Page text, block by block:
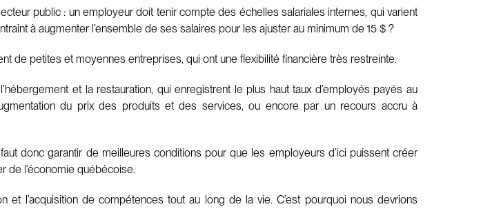
public : un employeur doit tenir compte des échelles salariales internes, qui varient
à augmenter l’ensemble de ses salaires pour les ajuster au minimum de 15 $ ?
de petites et moyennes entreprises, qui ont une flexibilité financière très restreinte.
et la restauration, qui enregistrent le plus haut taux d’employés payés au
du prix des produits et des services, ou encore par un recours accru à
donc garantir de meilleures conditions pour que les employeurs d’ici puissent créer
de l’économie québécoise.
et l’acquisition de compétences tout au long de la vie. C’est pourquoi nous devrions